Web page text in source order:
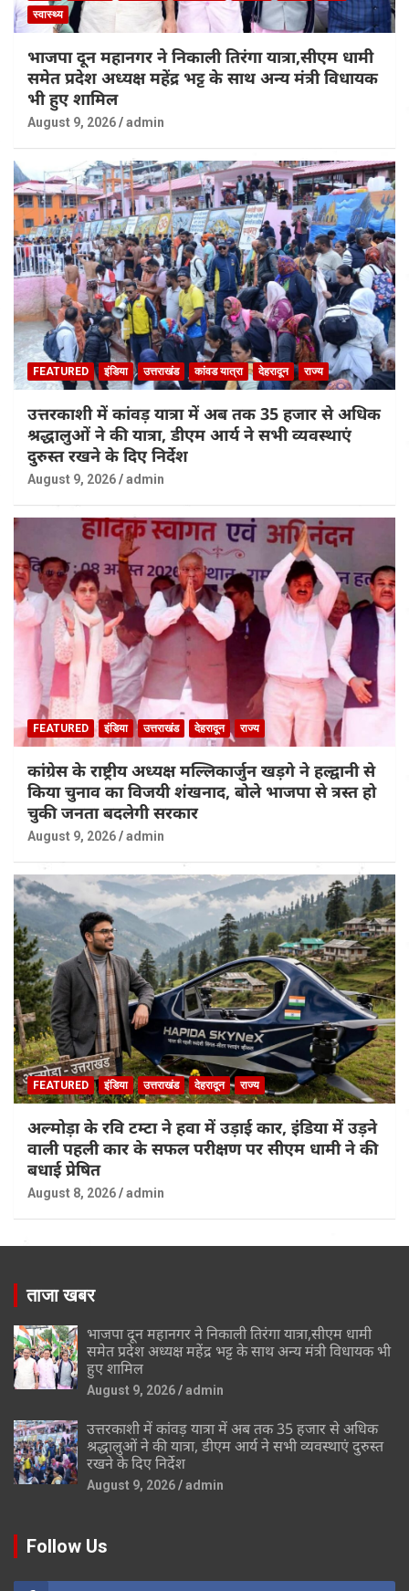
स्वास्थ्य
भाजपा दून महानगर ने निकाली तिरंगा यात्रा,सीएम धामी
समेत प्रदेश अध्यक्ष महेंद्र भट्ट के साथ अन्य मंत्री विधायक
भी हुए शामिल
August 9, 2026 admin
FEATURED इंडिया उत्तराखंड कांवड यात्रा देहरादून राज्य
उत्तरकाशी में कांवड़ यात्रा में अब तक 35 हजार से अधिक
श्रद्धालुओं ने की यात्रा, डीएम आर्य ने सभी व्यवस्थाएं
दुरुस्त रखने के दिए निर्देश
August 9, 2026 admin
FEATURED इंडिया उत्तराखंड देहरादून राज्य
कांग्रेस के राष्ट्रीय अध्यक्ष मल्लिकार्जुन खड़गे ने हल्द्वानी से
किया चुनाव का विजयी शंखनाद, बोले भाजपा से त्रस्त हो
चुकी जनता बदलेगी सरकार
August 9, 2026 admin
FEATURED इंडिया उत्तराखंड देहरादून राज्य
अल्मोड़ा के रवि टम्टा ने हवा में उड़ाई कार, इंडिया में उड़ने
वाली पहली कार के सफल परीक्षण पर सीएम धामी ने की
बधाई प्रेषित
August 8, 2026 admin
ताजा खबर
भाजपा दून महानगर ने निकाली तिरंगा यात्रा,सीएम धामी
समेत प्रदेश अध्यक्ष महेंद्र भट्ट के साथ अन्य मंत्री विधायक भी
हुए शामिल
August 9, 2026 admin
उत्तरकाशी में कांवड़ यात्रा में अब तक 35 हजार से अधिक
श्रद्धालुओं ने की यात्रा, डीएम आर्य ने सभी व्यवस्थाएं दुरुस्त
रखने के दिए निर्देश
August 9, 2026 admin
Follow Us